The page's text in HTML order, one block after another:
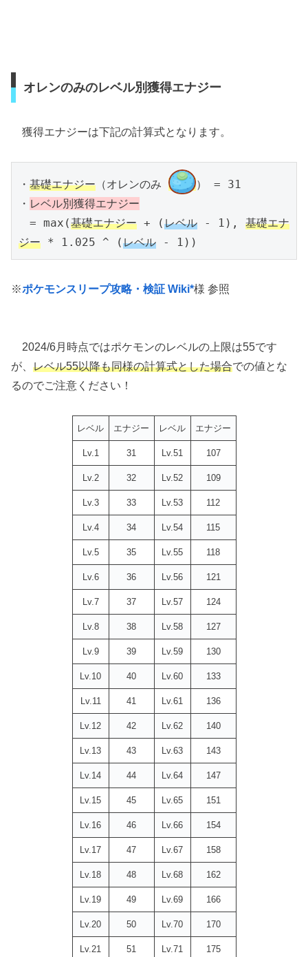
オレンのみのレベル別獲得エナジー
獲得エナジーは下記の計算式となります。
・ 基礎エナジー （オレンのみ
） = 31
・ レベル別獲得エナジー
= max(基礎エナジー + (レベル - 1), 基礎エナ
ジー * 1.025 ^ (レベル - 1))
※ポケモンスリープ攻略・検証 Wiki*様 参照
2024/6月時点ではポケモンのレベルの上限は55です
が、 レベル55以降も同様の計算式とした場合での値とな
るのでご注意ください！
レベル エナジー レベル エナジー
Lv.1 31 Lv.51 107
Lv.2 32 Lv.52 109
Lv.3 33 Lv.53 112
Lv.4 34 Lv.54 115
Lv.5 35 Lv.55 118
Lv.6 36 Lv.56 121
Lv.7 37 Lv.57 124
Lv.8 38 Lv.58 127
Lv.9 39 Lv.59 130
Lv.10 40 Lv.60 133
Lv.11 41 Lv.61 136
Lv.12 42 Lv.62 140
Lv.13 43 Lv.63 143
Lv.14 44 Lv.64 147
Lv.15 45 Lv.65 151
Lv.16 46 Lv.66 154
Lv.17 47 Lv.67 158
Lv.18 48 Lv.68 162
Lv.19 49 Lv.69 166
Lv.20 50 Lv.70 170
Lv.21 51 Lv.71 175